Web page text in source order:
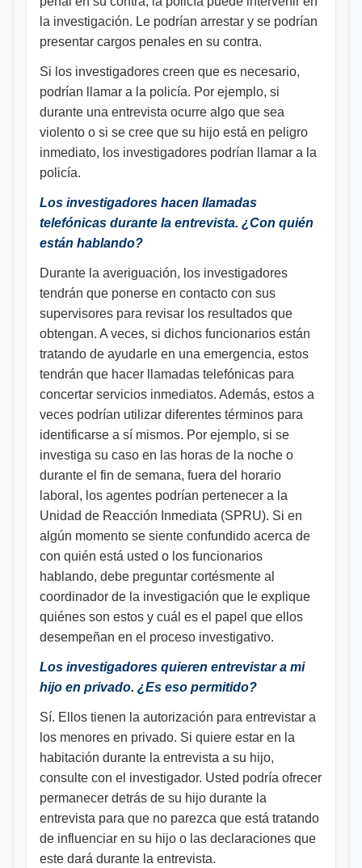
la investigación. Le podrían arrestar y se podrían
presentar cargos penales en su contra.
Si los investigadores creen que es necesario,
podrían llamar a la policía. Por ejemplo, si
durante una entrevista ocurre algo que sea
violento o si se cree que su hijo está en peligro
inmediato, los investigadores podrían llamar a la
policía.
Los investigadores hacen llamadas
telefónicas durante la entrevista. ¿Con quién
están hablando?
Durante la averiguación, los investigadores
tendrán que ponerse en contacto con sus
supervisores para revisar los resultados que
obtengan. A veces, si dichos funcionarios están
tratando de ayudarle en una emergencia, estos
tendrán que hacer llamadas telefónicas para
concertar servicios inmediatos. Además, estos a
veces podrían utilizar diferentes términos para
identificarse a sí mismos. Por ejemplo, si se
investiga su caso en las horas de la noche o
durante el fin de semana, fuera del horario
laboral, los agentes podrían pertenecer a la
Unidad de Reacción Inmediata (SPRU). Si en
algún momento se siente confundido acerca de
con quién está usted o los funcionarios
hablando, debe preguntar cortésmente al
coordinador de la investigación que le explique
quiénes son estos y cuál es el papel que ellos
desempeñan en el proceso investigativo.
Los investigadores quieren entrevistar a mi
hijo en privado. ¿Es eso permitido?
Sí. Ellos tienen la autorización para entrevistar a
los menores en privado. Si quiere estar en la
habitación durante la entrevista a su hijo,
consulte con el investigador. Usted podría ofrecer
permanecer detrás de su hijo durante la
entrevista para que no parezca que está tratando
de influenciar en su hijo o las declaraciones que
este dará durante la entrevista.